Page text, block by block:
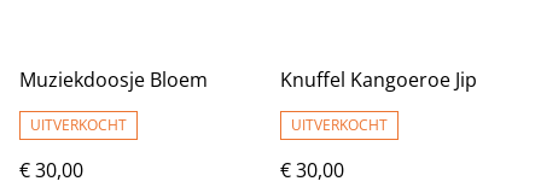
Muziekdoosje Bloem
UITVERKOCHT
€ 30,00
Knuffel Kangoeroe Jip
UITVERKOCHT
€ 30,00